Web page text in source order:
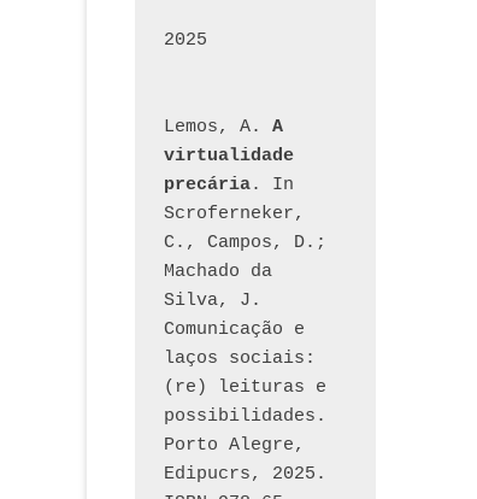
2025
Lemos, A. A
virtualidade
precária. In
Scroferneker,
C., Campos, D.;
Machado da
Silva, J.
Comunicação e
laços sociais:
(re) leituras e
possibilidades.
Porto Alegre,
Edipucrs, 2025.